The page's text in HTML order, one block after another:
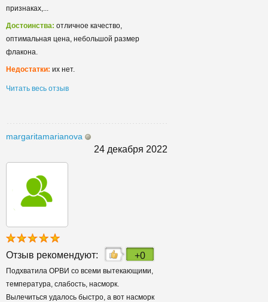
признаках,...
Достоинства: отличное качество,
оптимальная цена, небольшой размер
флакона.
Недостатки: их нет.
Читать весь отзыв
margaritamarianova
24 декабря 2022
Отзыв рекомендуют: +0
Подхватила ОРВИ со всеми вытекающими,
температура, слабость, насморк.
Вылечиться удалось быстро, а вот насморк